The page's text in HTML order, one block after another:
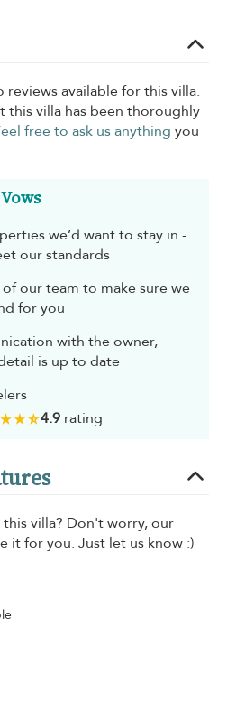
reviews available for this villa.
this villa has been thoroughly
free to ask us anything you
we’d want to stay in -
our standards
our team to make sure we
for you
with the owner,
is up to date
4.9rating
villa? Don't worry, our
it for you. Just let us know :)